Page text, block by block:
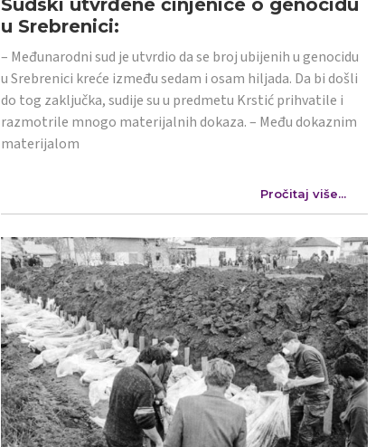
u Srebrenici:
– Međunarodni sud je utvrdio da se broj ubijenih u genocidu
u Srebrenici kreće između sedam i osam hiljada. Da bi došli
do tog zaključka, sudije su u predmetu Krstić prihvatile i
razmotrile mnogo materijalnih dokaza. – Među dokaznim
materijalom
Pročitaj više...